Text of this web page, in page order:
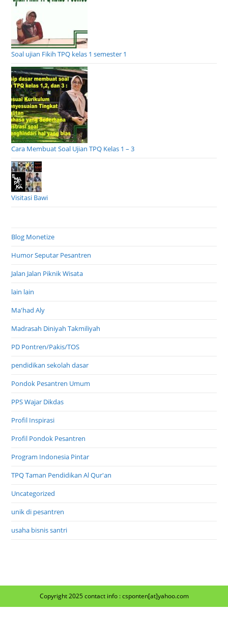
Soal ujian Fikih TPQ kelas 1 semester 1
Cara Membuat Soal Ujian TPQ Kelas 1 – 3
Visitasi Bawi
Blog Monetize
Humor Seputar Pesantren
Jalan Jalan Piknik Wisata
lain lain
Ma'had Aly
Madrasah Diniyah Takmiliyah
PD Pontren/Pakis/TOS
pendidikan sekolah dasar
Pondok Pesantren Umum
PPS Wajar Dikdas
Profil Inspirasi
Profil Pondok Pesantren
Program Indonesia Pintar
TPQ Taman Pendidikan Al Qur'an
Uncategorized
unik di pesantren
usaha bisnis santri
Copyright 2025 contact info : csponten[at]yahoo.com